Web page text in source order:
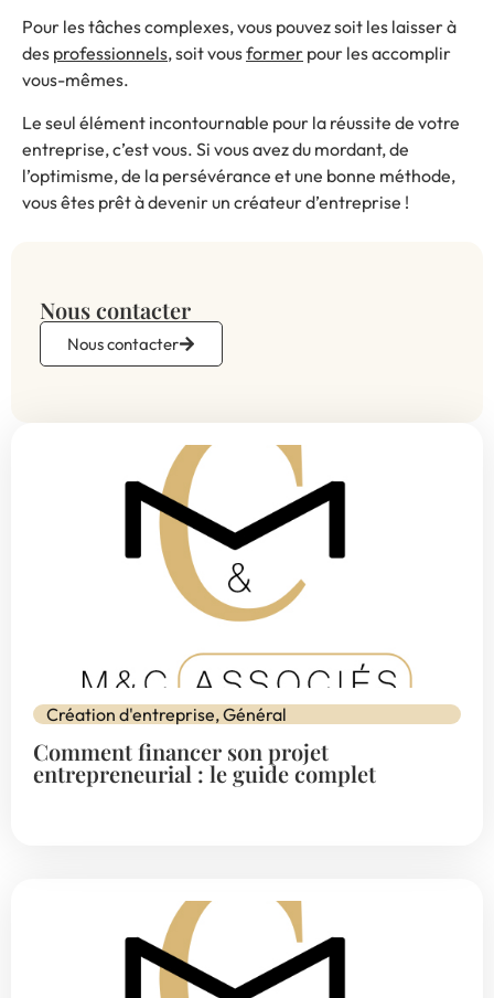
Pour les tâches complexes, vous pouvez soit les laisser à
des professionnels, soit vousformer pour les accomplir
vous-mêmes.
Le seul élément incontournable pour la réussite de votre
entreprise, c’est vous. Si vous avez du mordant, de
l’optimisme, de la persévérance et une bonne méthode,
vous êtes prêt à devenir un créateur d’entreprise !
Nous contacter
Nous contacter
Création d'entreprise,Général
Comment financer son projet
entrepreneurial : le guide complet